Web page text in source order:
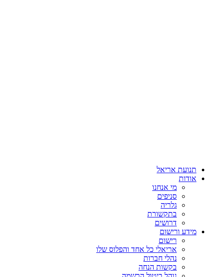
תנועת אריאל
אודות
מי אנחנו
סניפים
גלריה
בתקשורת
דרושים
מידע ורישום
רישום
אריאלי כל אחד והפלוס שלו
נהלי חברות
בקשות הנחה